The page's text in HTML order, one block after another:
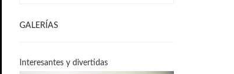
GALERÍAS
Interesantes y divertidas